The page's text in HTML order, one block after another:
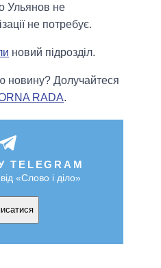
Ульянов не
не потребує.
новий підрозділ.
новину? Долучайтеся
RADA.
«Слово і діло»